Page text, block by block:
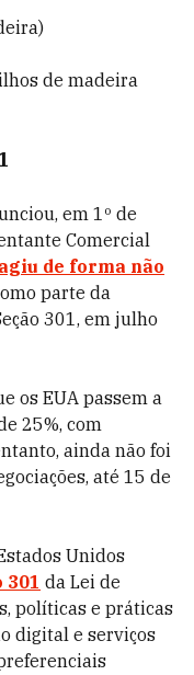
de madeira
em 1º de
Comercial
de forma não
parte da
301, em julho
os EUA passem a
25%, com
ainda não foi
até 15 de
Unidos
301 da Lei de
políticas e práticas
digital e serviços